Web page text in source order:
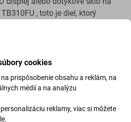
, toto je diel, ktorý
cookies
prispôsobenie obsahu a reklám, na
médií a na analýzu
reklamy, viac si môžete
.